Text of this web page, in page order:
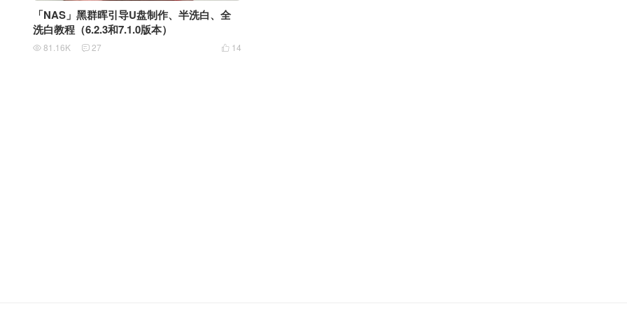
「NAS」黑群晖引导U盘制作、半洗白、全
洗白教程（6.2.3和7.1.0版本）
 14
 81.16K  27